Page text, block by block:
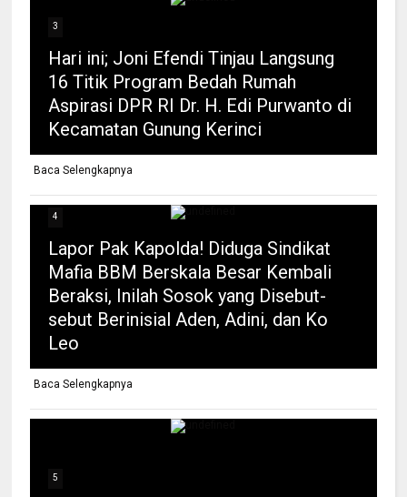
3
Hari ini; Joni Efendi Tinjau Langsung
16 Titik Program Bedah Rumah
Aspirasi DPR RI Dr. H. Edi Purwanto di
Kecamatan Gunung Kerinci
Baca Selengkapnya
4
Lapor Pak Kapolda! Diduga Sindikat
Mafia BBM Berskala Besar Kembali
Beraksi, Inilah Sosok yang Disebut-
sebut Berinisial Aden, Adini, dan Ko
Leo
Baca Selengkapnya
5